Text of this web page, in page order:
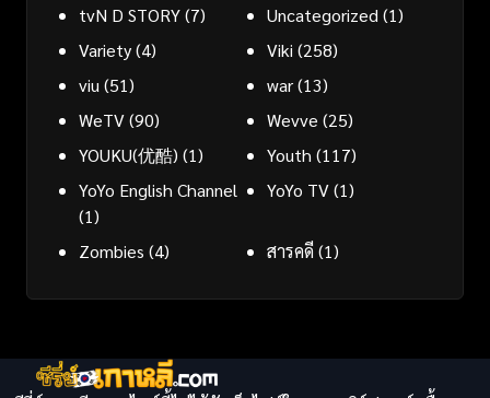
tvN D STORY(7) Uncategorized (1)
Variety(4) Viki (258)
viu (51) war(13)
WeTV(90) Wevve (25)
YOUKU(优酷) (1) Youth (117)
YoYo English Channel
(1)
YoYo TV(1)
Zombies (4) สารคดี(1)